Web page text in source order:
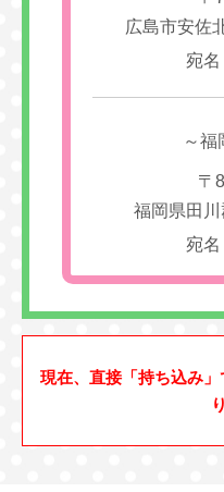
広島市安佐
宛
～福
〒
福岡県田
宛
現在、直接「持ち込み